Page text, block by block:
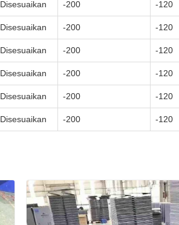
Disesuaikan -200 -120
Disesuaikan -200 -120
Disesuaikan -200 -120
Disesuaikan -200 -120
Disesuaikan -200 -120
Disesuaikan -200 -120